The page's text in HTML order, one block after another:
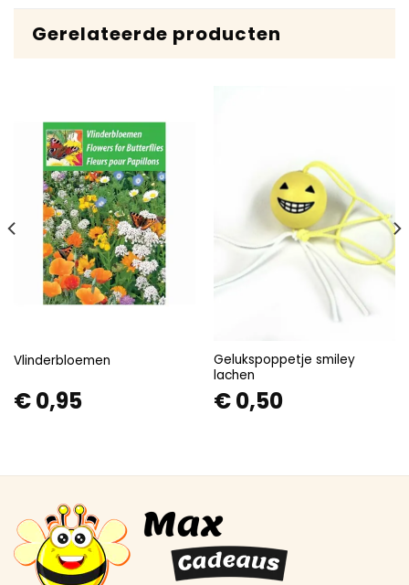
Gerelateerde producten
Vlinderbloemen
€0,95
Gelukspoppetje smiley
lachen
€0,50